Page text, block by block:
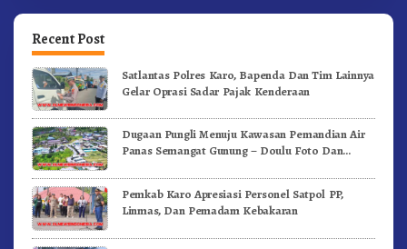
Recent Post
Satlantas Polres Karo, Bapenda Dan Tim Lainnya
Gelar Oprasi Sadar Pajak Kenderaan
Dugaan Pungli Menuju Kawasan Pemandian Air
Panas Semangat Gunung – Doulu Foto Dan
Pemkab Karo Apresiasi Personel Satpol PP,
Linmas, Dan Pemadam Kebakaran